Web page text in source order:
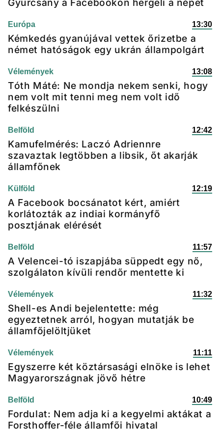
Gyurcsány a Facebookon hergeli a népet
Európa 13:30
Kémkedés gyanújával vettek őrizetbe a
német hatóságok egy ukrán állampolgárt
Vélemények 13:08
Tóth Máté: Ne mondja nekem senki, hogy
nem volt mit tenni meg nem volt idő
felkészülni
Belföld 12:42
Kamufelmérés: Laczó Adriennre
szavaztak legtöbben a libsik, őt akarják
államfőnek
Külföld 12:19
A Facebook bocsánatot kért, amiért
korlátozták az indiai kormányfő
posztjának elérését
Belföld 11:57
A Velencei-tó iszapjába süppedt egy nő,
szolgálaton kívüli rendőr mentette ki
Vélemények 11:32
Shell-es Andi bejelentette: még
egyeztetnek arról, hogyan mutatják be
államfőjelöltjüket
Vélemények 11:11
Egyszerre két köztársasági elnöke is lehet
Magyarországnak jövő hétre
Belföld 10:49
Fordulat: Nem adja ki a kegyelmi aktákat a
Forsthoffer-féle államfői hivatal